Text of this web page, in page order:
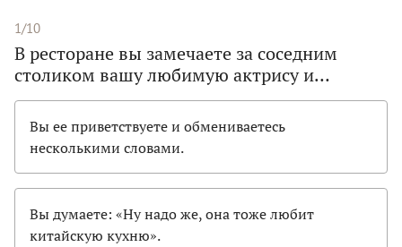
1/10
В ресторане вы замечаете за соседним
столиком вашу любимую актрису и…
Вы ее приветствуете и обмениваетесь
несколькими словами.
Вы думаете: «Ну надо же, она тоже любит
китайскую кухню».